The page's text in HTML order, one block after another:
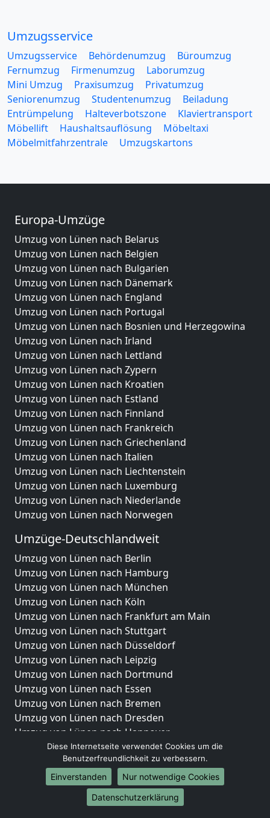
Umzugsservice
Umzugsservice Behördenumzug
Büroumzug
Fernumzug
Firmenumzug
Laborumzug
Mini Umzug
Praxisumzug
Privatumzug
Seniorenumzug
Studentenumzug
Beiladung
Entrümpelung
Halteverbotszone
Klaviertransport
Möbellift
Haushaltsauflösung
Möbeltaxi
Möbelmitfahrzentrale
Umzugskartons
Europa-Umzüge
Umzug von Lünen nach Belarus
Umzug von Lünen nach Belgien
Umzug von Lünen nach Bulgarien
Umzug von Lünen nach Dänemark
Umzug von Lünen nach England
Umzug von Lünen nach Portugal
Umzug von Lünen nach Bosnien und Herzegowina
Umzug von Lünen nach Irland
Umzug von Lünen nach Lettland
Umzug von Lünen nach Zypern
Umzug von Lünen nach Kroatien
Umzug von Lünen nach Estland
Umzug von Lünen nach Finnland
Umzug von Lünen nach Frankreich
Umzug von Lünen nach Griechenland
Umzug von Lünen nach Italien
Umzug von Lünen nach Liechtenstein
Umzug von Lünen nach Luxemburg
Umzug von Lünen nach Niederlande
Umzug von Lünen nach Norwegen
Umzüge-Deutschlandweit
Umzug von Lünen nach Berlin
Umzug von Lünen nach Hamburg
Umzug von Lünen nach München
Umzug von Lünen nach Köln
Umzug von Lünen nach Frankfurt am Main
Umzug von Lünen nach Stuttgart
Umzug von Lünen nach Düsseldorf
Umzug von Lünen nach Leipzig
Umzug von Lünen nach Dortmund
Umzug von Lünen nach Essen
Umzug von Lünen nach Bremen
Umzug von Lünen nach Dresden
Umzug von Lünen nach Hannover
Umzug von Lünen nach Nürnberg
Umzug von Lünen nach Duisburg
Umzug von Lünen nach Bochum
Umzug von Lünen nach Wuppertal
Umzug von Lünen nach Bielefeld
Diese Internetseite verwendet Cookies um die
Benutzerfreundlichkeit zu verbessern.
Einverstanden
Nur notwendige Cookies
Datenschutzerklärung